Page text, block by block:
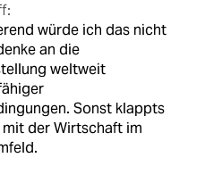
würde ich das nicht
an die
weltweit
Sonst klappts
der Wirtschaft im